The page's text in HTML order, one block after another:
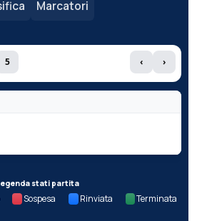
Marcatori
5 ‹ ›
stati partita
Sospesa Rinviata Terminata